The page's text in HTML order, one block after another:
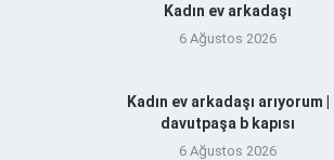
Kadın ev arkadaşı
6 Ağustos 2026
Kadın ev arkadaşı arıyorum |
davutpaşa b kapısı
6 Ağustos 2026